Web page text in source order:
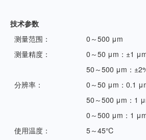
技术参数
测量范围：
0～500 μm
测量精度：
0～50 μm：±1
50～500 μm：
分辨率：
0～50 μm：0.1
50～500 μm：1
0～500 μm：1 μm
使用温度：
5～45℃